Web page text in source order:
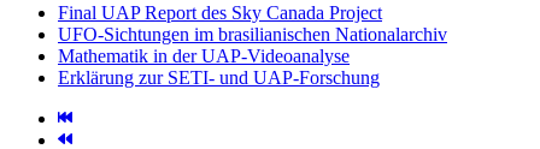
Final UAP Report des Sky Canada Project
UFO-Sichtungen im brasilianischen Nationalarchiv
Mathematik in der UAP-Videoanalyse
Erklärung zur SETI- und UAP-Forschung